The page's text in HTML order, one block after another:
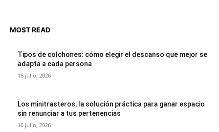
MOST READ
Tipos de colchones: cómo elegir el descanso que mejor se
adapta a cada persona
16 julio, 2026
Los minitrasteros, la solución práctica para ganar espacio
sin renunciar a tus pertenencias
16 julio, 2026